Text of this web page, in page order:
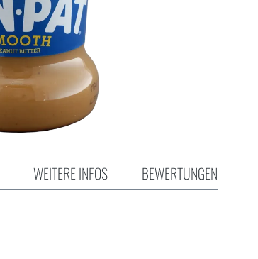
WEITERE INFOS BEWERTUNGEN